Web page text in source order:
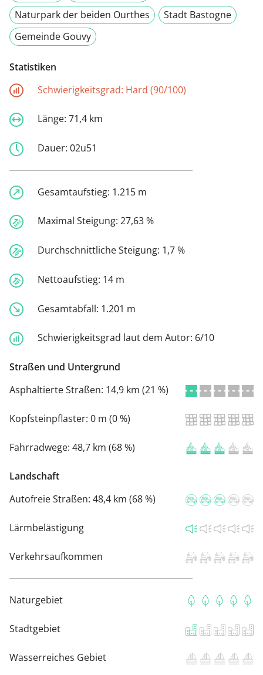
Naturpark der beiden Ourthes
Stadt Bastogne
Gemeinde Gouvy
Statistiken
Schwierigkeitsgrad: Hard (90/100)
Länge: 71,4 km
Dauer: 02u51
Gesamtaufstieg: 1.215 m
Maximal Steigung: 27,63 %
Durchschnittliche Steigung: 1,7 %
Nettoaufstieg: 14 m
Gesamtabfall: 1.201 m
Schwierigkeitsgrad laut dem Autor: 6/10
Straßen und Untergrund
Asphaltierte Straßen: 14,9 km (21 %)
Kopfsteinpflaster: 0 m (0 %)
Fahrradwege: 48,7 km (68 %)
Landschaft
Autofreie Straßen: 48,4 km (68 %)
Lärmbelästigung
Verkehrsaufkommen
Naturgebiet
Stadtgebiet
Wasserreiches Gebiet